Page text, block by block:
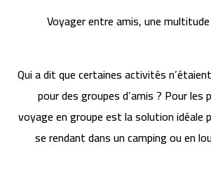
Voyager entre amis, une
Qui a dit que certaines activités
pour des groupes d’amis ? Pour les
voyage en groupe est la solution idéale
se rendant dans un camping ou en